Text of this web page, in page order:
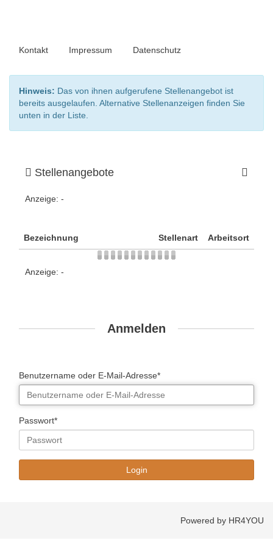
Kontakt Impressum Datenschutz
Hinweis: Das von ihnen aufgerufene Stellenangebot ist
bereits ausgelaufen. Alternative Stellenanzeigen finden Sie
unten in der Liste.
Stellenangebote
Anzeige: -
Bezeichnung Stellenart Arbeitsort
Anzeige: -
Anmelden
Benutzername oder E-Mail-Adresse*
Passwort*
Powered by HR4YOU